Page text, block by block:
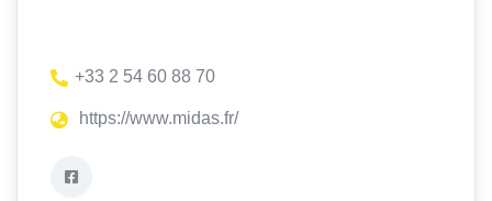
+33 2 54 60 88 70
https://www.midas.fr/